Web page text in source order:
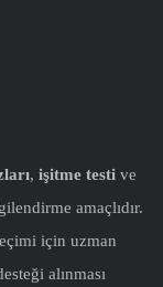
, işitme testi ve
amaçlıdır.
için uzman
alınması